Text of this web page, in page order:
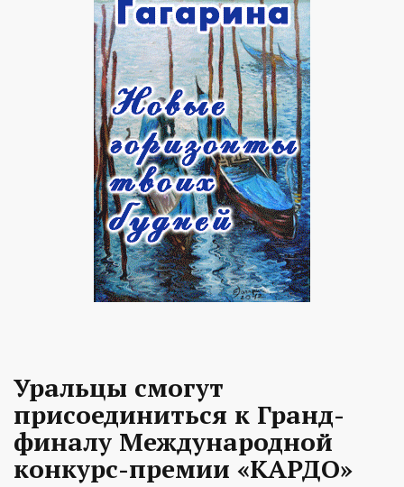
Уральцы смогут
присоединиться к Гранд-
финалу Международной
конкурс-премии «КАРДО»